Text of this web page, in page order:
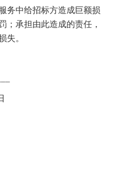
中给招标方造成巨额损
；承担由此造成的责任，
失。